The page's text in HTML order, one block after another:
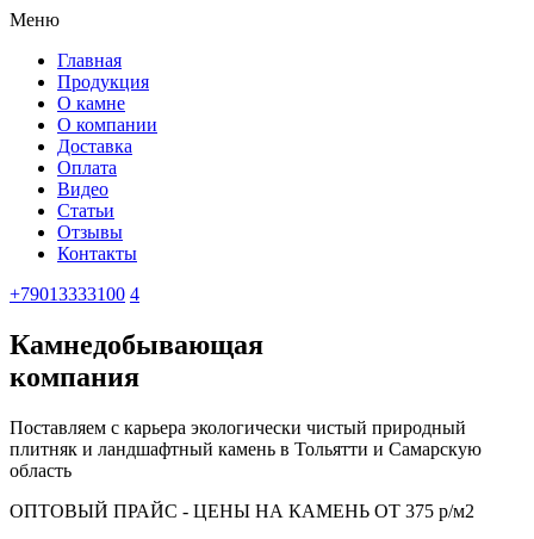
Меню
Главная
Продукция
О камне
О компании
Доставка
Оплата
Видео
Статьи
Отзывы
Контакты
+79013333100 4
Камнедобывающая
компания
Поставляем с карьера экологически чистый природный
плитняк и ландшафтный камень в Тольятти и Самарскую
область
ОПТОВЫЙ ПРАЙС - ЦЕНЫ НА КАМЕНЬ ОТ 375 р/м2